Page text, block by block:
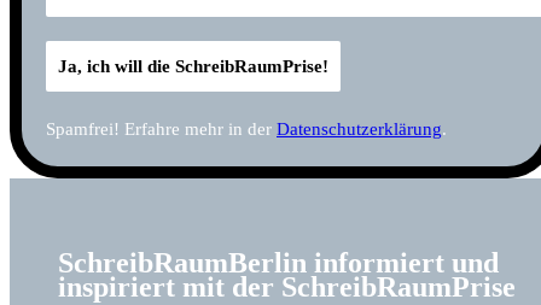
Spamfrei! Erfahre mehr in der Datenschutzerklärung.
SchreibRaumBerlin informiert und
inspiriert mit der SchreibRaumPrise